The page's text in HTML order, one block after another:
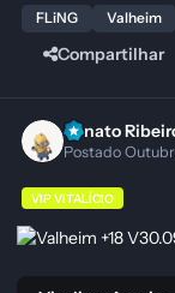
FLiNG Valheim
Compartilhar
Renato
Postado
VIP VITALÍCIO